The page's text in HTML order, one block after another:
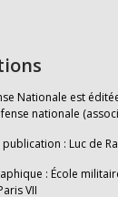
Nationale est
nationale
: Luc de
: École
VII